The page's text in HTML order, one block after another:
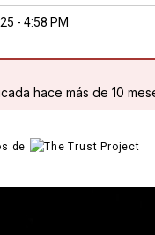
- 4:58 PM
hace más de 10
de